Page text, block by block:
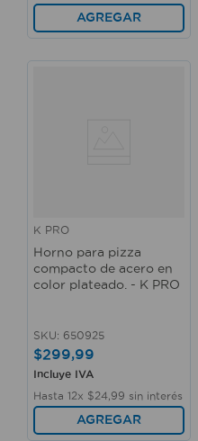
AGREGAR
K PRO
Horno para pizza
compacto de acero en
color plateado. - K PRO
SKU: 650925
$299,99
Incluye IVA
Hasta 12x $24 99 sin interés
AGREGAR